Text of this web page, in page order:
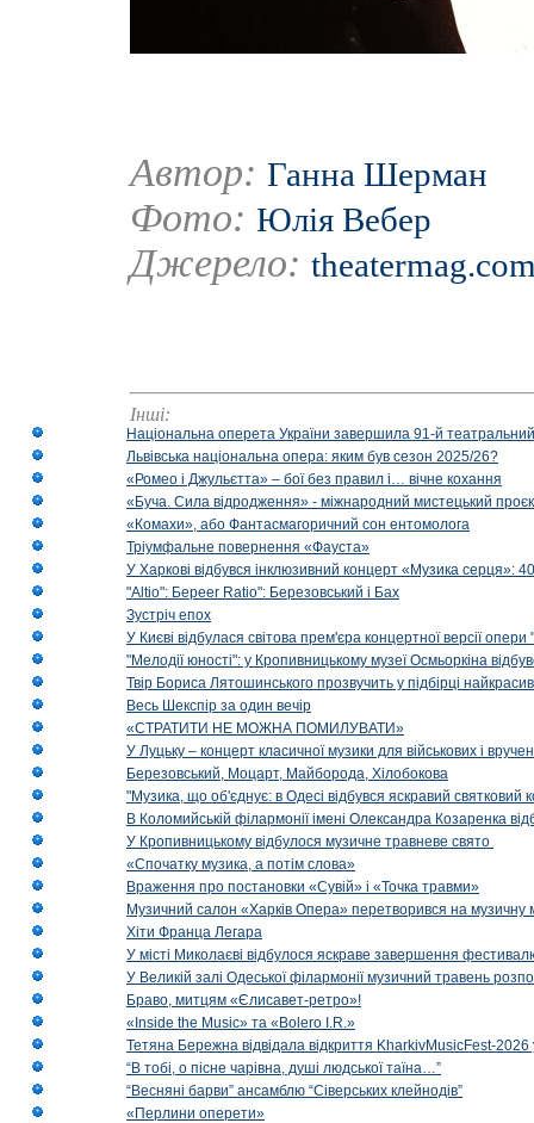
Автор: Ганна Шерман
Фото: Юлія Вебер
Джерело:
Інші:
Національна оперета України завершила 91-й
Львівська національна опера: яким був сезон 2025/26?
«Ромео і Джульєтта» – бої без правил і… вічне кохання
«Буча. Сила відродження» - міжнародний мистецький
«Комахи», або Фантасмагоричний сон ентомолога
Тріумфальне повернення «Фауста»
У Харкові відбувся інклюзивний концерт «Музика серця»:
"Altio": Береer Ratio": Березовський і Бах
Зустріч епох
У Києві відбулася світова прем'єра концертної версії
"Мелодії юності": у Кропивницькому музеї Осмьоркіна
Твір Бориса Лятошинського прозвучить у підбірці
Весь Шекспір за один вечір
«СТРАТИТИ НЕ МОЖНА ПОМИЛУВАТИ»
У Луцьку – концерт класичної музики для військових і
Березовський, Моцарт, Майборода, Хілобокова
"Музика, що об'єднує: в Одесі відбувся яскравий
В Коломийській філармонії імені Олександра Козаренка
У Кропивницькому відбулося музичне травневе свято
«Спочатку музика, а потім слова»
Враження про постановки «Сувій» і «Точка травми»
Музичний салон «Харків Опера» перетворився на музичну
Хіти Франца Легара
У місті Миколаєві відбулося яскраве завершення
У Великій залі Одеської філармонії музичний травень
Браво, митцям «Єлисавет-ретро»!
«Inside the Music» та «Bolero I.R.»
Тетяна Бережна відвідала відкриття KharkivMusicFest-2026
“В тобі, о пісне чарівна, душі людської таїна…”
“Весняні барви” ансамблю “Сіверських клейнодів”
«Перлини оперети»